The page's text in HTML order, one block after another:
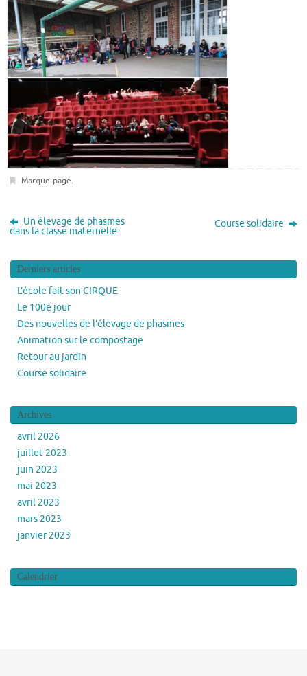
Marque-page.
Un élevage de phasmes
dans la classe maternelle
Course solidaire
Derniers articles
L’école fait son CIRQUE
Le 100e jour
Des nouvelles de l’élevage de phasmes
Animation sur le compostage
Retour au jardin
Course solidaire
Archives
avril 2026
juillet 2023
juin 2023
mai 2023
avril 2023
mars 2023
janvier 2023
Calendrier